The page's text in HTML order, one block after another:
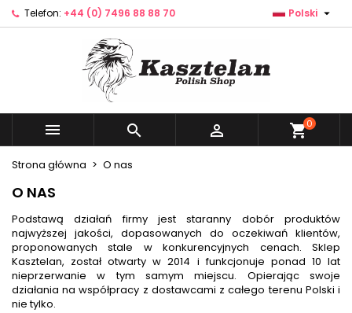
Telefon: +44 (0) 7496 88 88 70 Polski 
   shopping_cart0
Strona główna O nas
O NAS
Podstawą działań firmy jest staranny dobór produktów
najwyższej jakości, dopasowanych do oczekiwań klientów,
proponowanych stale w konkurencyjnych cenach. Sklep
Kasztelan, został otwarty w 2014 i funkcjonuje ponad 10 lat
nieprzerwanie w tym samym miejscu. Opierając swoje
działania na współpracy z dostawcami z całego terenu Polski i
nie tylko.
Dodaj do listy życzeń ×
Utwórz nową listę
((modalTitle)) ×
((confirmMessage))
((modalDeleteText))
Utwórz listę życzeń ×
Nazwa listy życzeń
Zaloguj się ×
Musisz być zalogowany by zapisać produkty na
swojej liście życzeń.
Anuluj Zaloguj się